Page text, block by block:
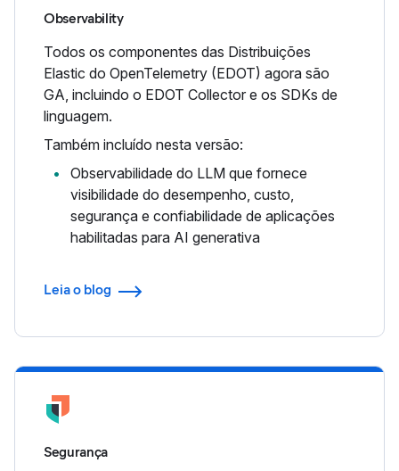
Observability
Todos os componentes das Distribuições
Elastic do OpenTelemetry (EDOT) agora são
GA, incluindo o EDOT Collector e os SDKs de
linguagem.
Também incluído nesta versão:
Observabilidade do LLM que fornece
visibilidade do desempenho, custo,
segurança e confiabilidade de aplicações
habilitadas para AI generativa
Leia o blog
Segurança